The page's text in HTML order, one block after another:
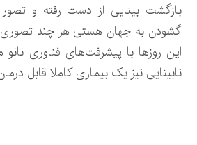
بازگشت بینایی از دست رفته و
گشودن به جهان هستی هر چند تصوری
این روز‌ها با پیشرفت‌های فناوری نانو
نابینایی نیز یک بیماری کاملا قابل